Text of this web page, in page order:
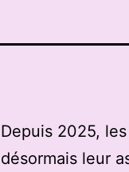
Depuis 2025,
désormais leur